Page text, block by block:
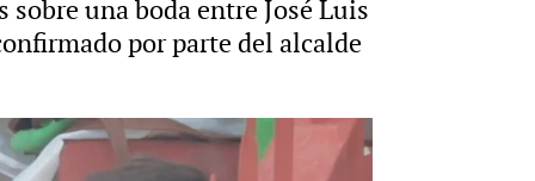
una boda entre José Luis
por parte del alcalde
dicen todo